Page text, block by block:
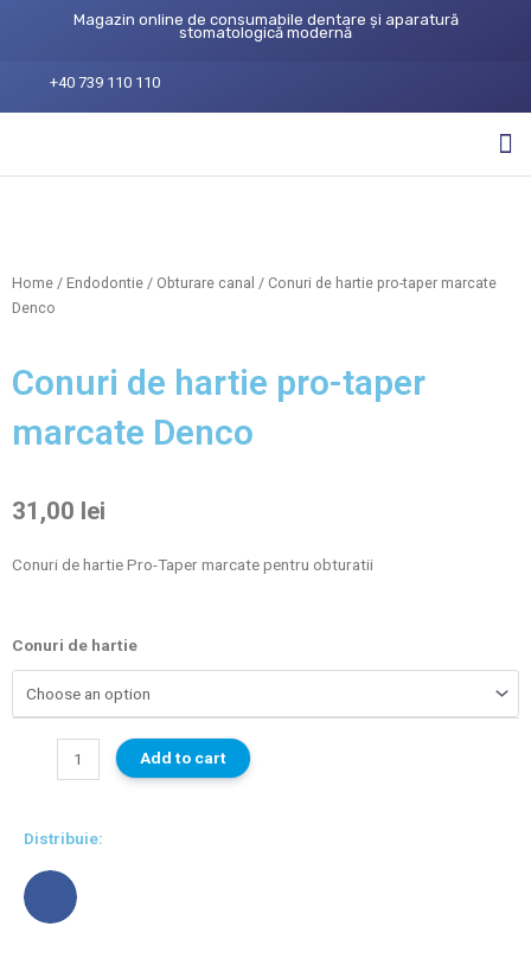
Magazin online de consumabile dentare și aparatură
stomatologică modernă
+40 739 110 110
Home / Endodontie / Obturare canal / Conuri de hartie pro-taper marcate
Denco
Conuri de hartie pro-taper
marcate Denco
31,00 lei
Conuri de hartie Pro-Taper marcate pentru obturatii
Conuri de hartie
Add to cart
Distribuie: